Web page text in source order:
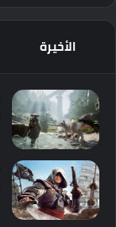
الأخيرة